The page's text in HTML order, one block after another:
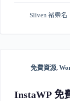
Sliven 褚崇名
免費資源,
InstaWP 免